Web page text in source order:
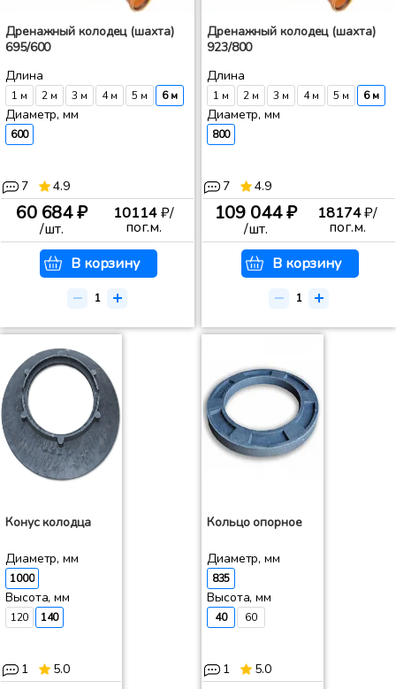
Дренажный колодец (шахта)
695/600
Длина
1 м 2 м 3 м 4 м 5 м 6 м
Диаметр, мм
600
7 4.9
60 684 ₽
/шт.
10114₽/
пог.м.
В корзину
Дренажный колодец (шахта)
923/800
Длина
1 м 2 м 3 м 4 м 5 м 6 м
Диаметр, мм
800
7 4.9
109 044 ₽
/шт.
18174₽/
пог.м.
В корзину
Конус колодца
Диаметр, мм
1000
Высота, мм
120 140
1 5.0
Кольцо опорное
Диаметр, мм
835
Высота, мм
40 60
1 5.0